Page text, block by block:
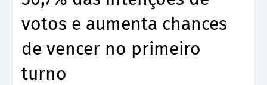
votos e aumenta chances
de vencer no primeiro
turno